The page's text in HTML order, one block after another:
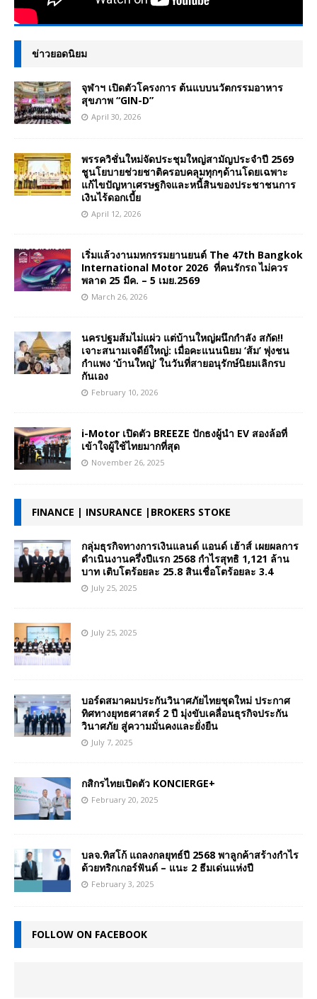
ข่าวยอดนิยม
จุฬาฯ เปิดตัวโครงการ ต้นแบบนวัตกรรมอาหาร
สุขภาพ “GIN-D”
April 30, 2026
พรรควิชั่นใหม่จัดประชุมใหญ่สามัญประจำปี 2569
ชูนโยบายช่วยชาติครอบคลุมทุกๆด้านโดยเฉพาะ
แก้ไขปัญหาเศรษฐกิจและหนี้สินของประชาชนการ
เงินไร้ดอกเบี้ย
April 12, 2026
เริ่มแล้วงานมหกรรมยานยนต์ The 47th Bangkok
International Motor 2026 ที่คนรักรถ ไม่ควร
พลาด 25 มีค. – 5 เมย.2569
March 26, 2026
นครปฐมส้มไม่แผ่ว แต่บ้านใหญ่ผนึกกำลัง สกัด!!
เจาะสนามเจดีย์ใหญ่: เมื่อคะแนนนิยม ‘ส้ม’ พุ่งชน
กำแพง ‘บ้านใหญ่’ ในวันที่สายอนุรักษ์นิยมเลิกรบ
กันเอง
February 10, 2026
i-Motor เปิดตัว BREEZE ปักธงผู้นำ EV สองล้อที่
เข้าใจผู้ใช้ไทยมากที่สุด
November 26, 2025
FINANCE | INSURANCE |BROKERS STOKE
กลุ่มธุรกิจทางการเงินแลนด์ แอนด์ เฮ้าส์ เผยผลการ
ดำเนินงานครึ่งปีแรก 2568 กำไรสุทธิ 1,121 ล้าน
บาท เติบโตร้อยละ 25.8 สินเชื่อโตร้อยละ 3.4
July 25, 2025
July 25, 2025
บอร์ดสมาคมประกันวินาศภัยไทยชุดใหม่ ประกาศ
ทิศทางยุทธศาสตร์ 2 ปี มุ่งขับเคลื่อนธุรกิจประกัน
วินาศภัย สู่ความมั่นคงและยั่งยืน
July 7, 2025
กสิกรไทยเปิดตัว KONCIERGE+
February 20, 2025
บลจ.ทิสโก้ แถลงกลยุทธ์ปี 2568 พาลูกค้าสร้างกำไร
ด้วยทริกเกอร์ฟันด์ – แนะ 2 ธีมเด่นแห่งปี
February 3, 2025
FOLLOW ON FACEBOOK